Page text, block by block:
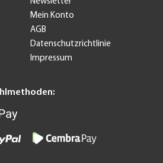
AGB
Datenschutzrichtlinie
Impressum